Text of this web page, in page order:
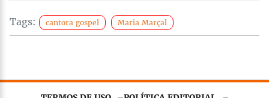
Tags: cantora gospel Maria Marçal